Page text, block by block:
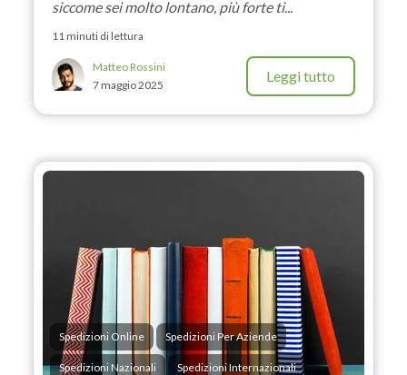
siccome sei molto lontano, più forte ti...
11 minuti di lettura
Matteo Rossini
7 maggio 2025
Leggi tutto
Spedizioni Online Spedizioni Per Aziende
Spedizioni Nazionali Spedizioni Internazionali